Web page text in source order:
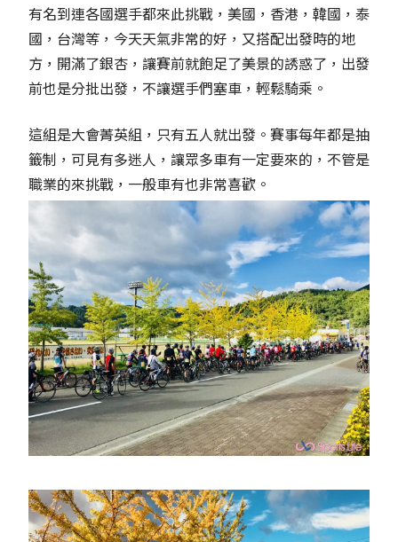
有名到連各國選手都來此挑戰，美國，香港，韓國，泰
國，台灣等，今天天氣非常的好，又搭配出發時的地
方，開滿了銀杏，讓賽前就飽足了美景的誘惑了，出發
前也是分批出發，不讓選手們塞車，輕鬆騎乘。
這組是大會菁英組，只有五人就出發。賽事每年都是抽
籤制，可見有多迷人，讓眾多車有一定要來的，不管是
職業的來挑戰，一般車有也非常喜歡。